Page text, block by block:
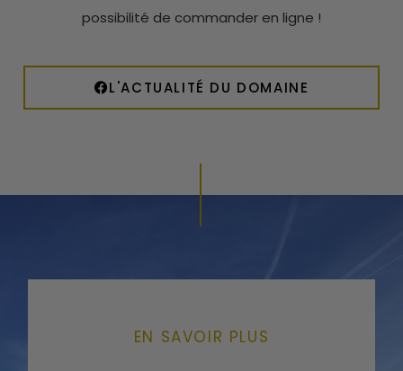
possibilité de commander en ligne !
L'ACTUALITÉ DU DOMAINE
EN SAVOIR PLUS